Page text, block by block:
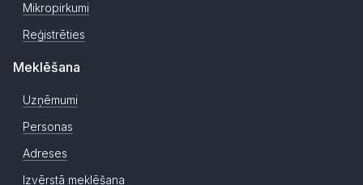
Mikropirkumi
Reģistrēties
Meklēšana
Uzņēmumi
Personas
Adreses
Izvērstā meklēšana